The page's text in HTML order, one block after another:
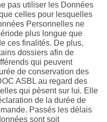
pas utiliser les Données
celles pour lesquelles
Personnelles ne
plus longue que
ces finalités. De plus,
dossiers afin de
qui peuvent
de conservation des
ASBL au regard des
qui pèsent sur lui. Elle
de la durée de
Passés les délais
sont soit